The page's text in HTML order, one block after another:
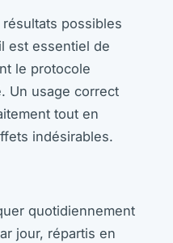
possibles
est essentiel de
le protocole
Un usage correct
tout en
indésirables.
quotidiennement
jour, répartis en